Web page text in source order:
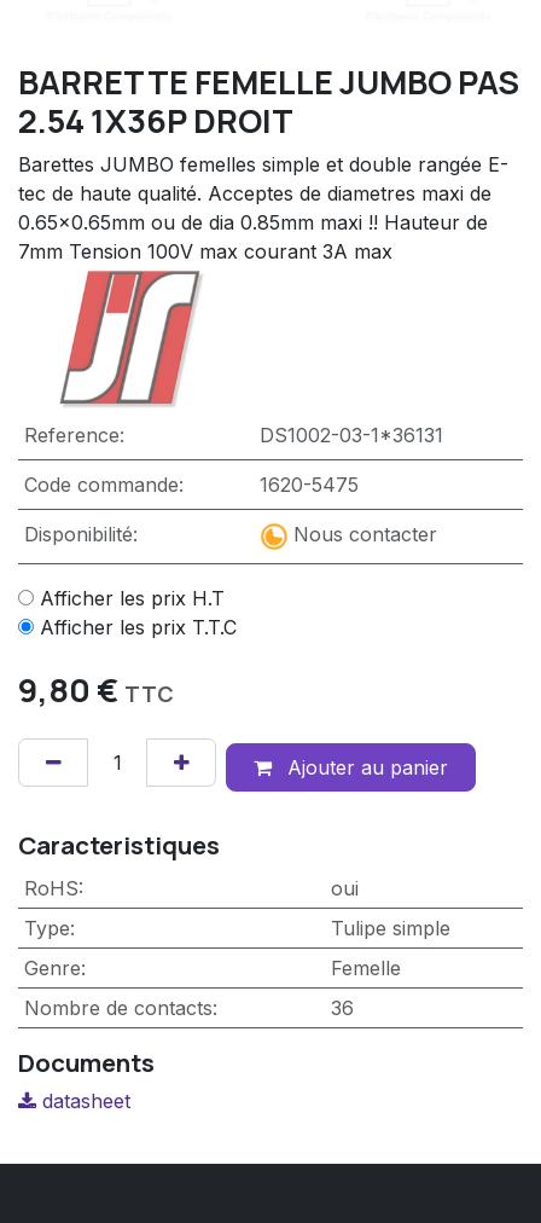
BARRETTE FEMELLE JUMBO PAS
2.54 1X36P DROIT
Barettes JUMBO femelles simple et double rangée E-
tec de haute qualité. Acceptes de diametres maxi de
0.65x0.65mm ou de dia 0.85mm maxi !! Hauteur de
7mm Tension 100V max courant 3A max
Reference: DS1002-03-1*36131
Code commande: 1620-5475
Disponibilité: Nous contacter
Afficher les prix H.T
Afficher les prix T.T.C
9,80 € TTC
Ajouter au panier
Caracteristiques
RoHS:
oui
Type:
Tulipe simple
Genre:
Femelle
Nombre de contacts: 36
Documents
datasheet